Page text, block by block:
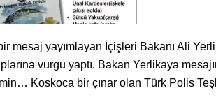
mesaj yayımlayan İçişleri Bakanı Ali
vurgu yaptı. Bakan Yerlikaya
Koskoca bir çınar olan Türk Polis